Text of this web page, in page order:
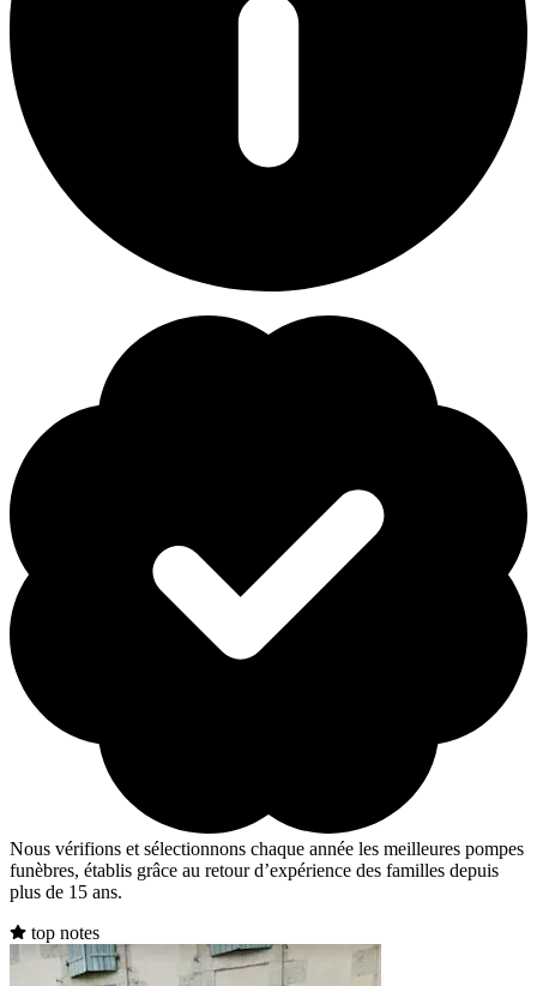
Nous vérifions et sélectionnons chaque année les meilleures pompes
funèbres, établis grâce au retour d’expérience des familles depuis
plus de 15 ans.
top notes